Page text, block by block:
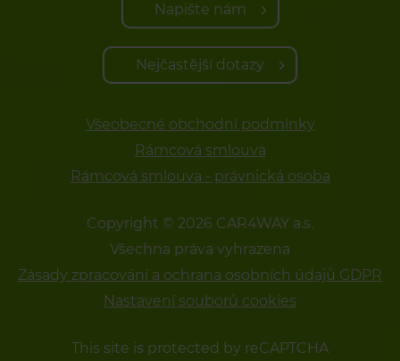
Napište nám
Nejčastější dotazy
Všeobecné obchodní podmínky
Rámcová smlouva
Rámcová smlouva - právnická osoba
Copyright © 2026 CAR4WAY a.s.
Všechna práva vyhrazena
Zásady zpracování a ochrana osobních údajů GDPR
Nastavení souborů cookies
This site is protected by reCAPTCHA